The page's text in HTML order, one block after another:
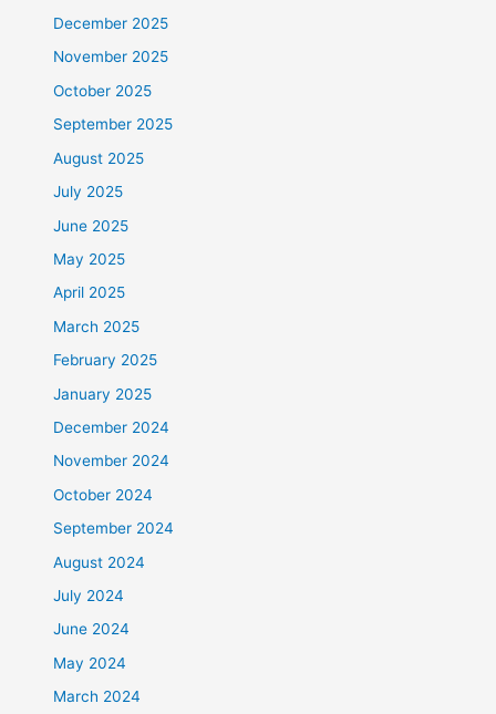
December 2025
November 2025
October 2025
September 2025
August 2025
July 2025
June 2025
May 2025
April 2025
March 2025
February 2025
January 2025
December 2024
November 2024
October 2024
September 2024
August 2024
July 2024
June 2024
May 2024
March 2024